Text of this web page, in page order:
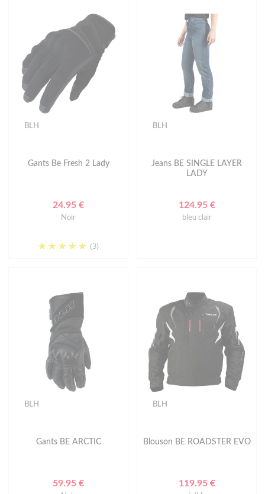
BLH
Gants Be Fresh 2 Lady
24.95 €
Noir
(3)
BLH
Jeans BE SINGLE LAYER
LADY
124.95 €
bleu clair
BLH
Gants BE ARCTIC
59.95 €
BLH
Blouson BE ROADSTER EVO
119.95 €